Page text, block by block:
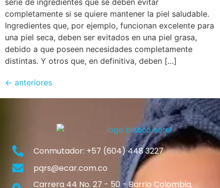
completamente si se quiere mantener la piel saludable.
Ingredientes que, por ejemplo, funcionan excelente para
una piel seca, deben ser evitados en una piel grasa,
debido a que poseen necesidades completamente
distintas. Y otros que, en definitiva, deben […]
← anteriores
Conmutador: +57 (604) 448 3227
pqrs@ecar.com.co
Carrera 44 No. 27 - 50 - Barrio Colombia,